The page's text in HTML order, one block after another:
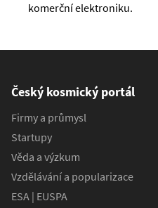
komerční elektroniku.
Český kosmický portál
Firmy a průmysl
Startupy
Věda a výzkum
Vzdělávání a popularizace
ESA | EUSPA